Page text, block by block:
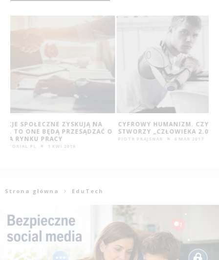
CYFROWY HUMANIZM. CZY BRANŻA IT
STWORZY „CZŁOWIEKA 2.0”?
PIOTR PRAJSNAR
MAKIJAŻ NA
JAK ZADBAĆ O
REDAKCJA
Strona główna EduTech